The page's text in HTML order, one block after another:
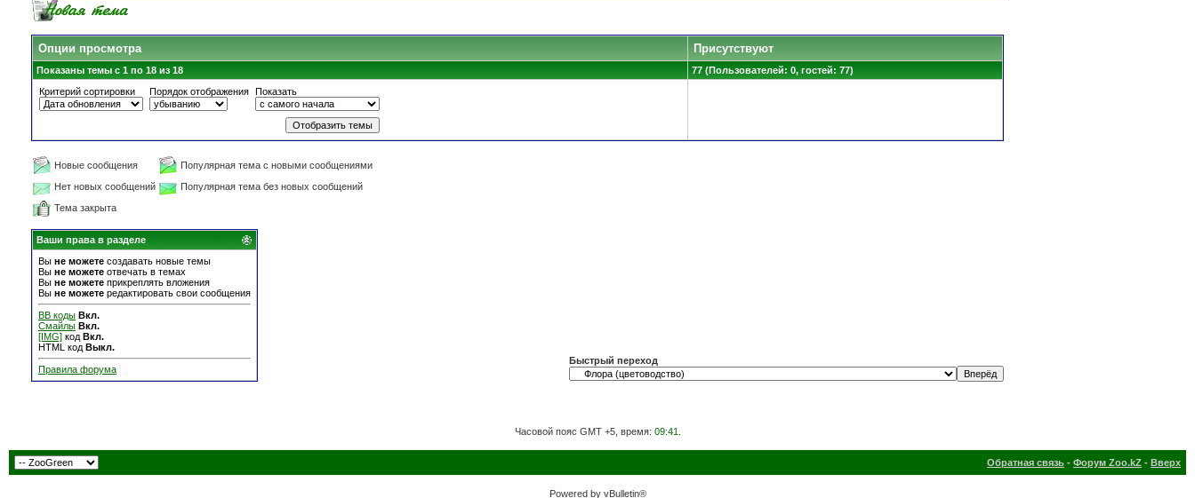
Опции просмотра Присутствуют
Показаны темы с 1 по 18 из 18
77 (Пользователей: 0, гостей: 77)
Критерий сортировки
Порядок отображения Показать
Новые сообщения
Популярная тема с новыми сообщениями
Нет новых сообщений
Популярная тема без новых сообщений
Тема закрыта
Ваши права в разделе
Вы не можете создавать новые темы
Вы не можете отвечать в темах
Вы не можете прикреплять вложения
Вы не можете редактировать свои сообщения
BB коды Вкл.
Смайлы Вкл.
[IMG] код Вкл.
HTML код Выкл.
Правила форума
Быстрый переход
Часовой пояс GMT +5, время: 09:41
Обратная связь - Форум Zoo.kZ - Вверх
Powered by vBulletin®